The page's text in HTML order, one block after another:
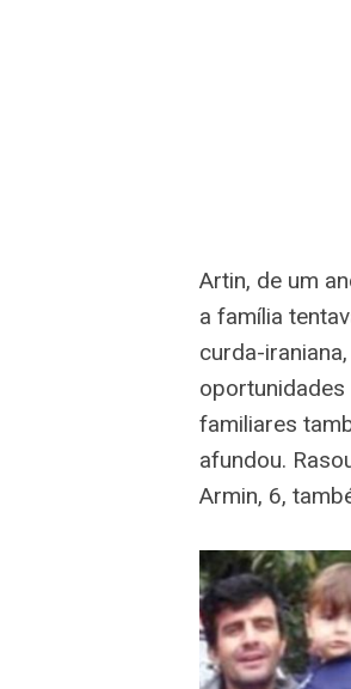
Artin, de um
a família
curda-
familiares
afundou.
Armin, 6,